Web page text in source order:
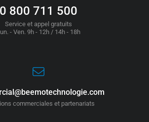
0 800 711 500
Service et appel gratuits
- Ven. 9h - 12h / 14h - 18h
commerciales et partenariats